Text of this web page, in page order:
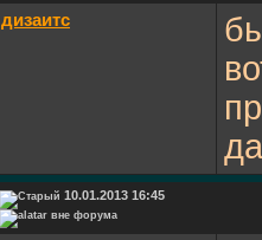
дизаитс
10.01.2013 16:45